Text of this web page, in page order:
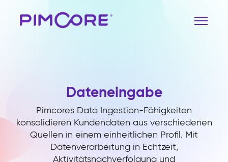
Dateneingabe
Pimcores Data Ingestion-Fähigkeiten
konsolidieren Kundendaten aus verschiedenen
Quellen in einem einheitlichen Profil. Mit
Datenverarbeitung in Echtzeit,
Aktivitätsnachverfolgung und